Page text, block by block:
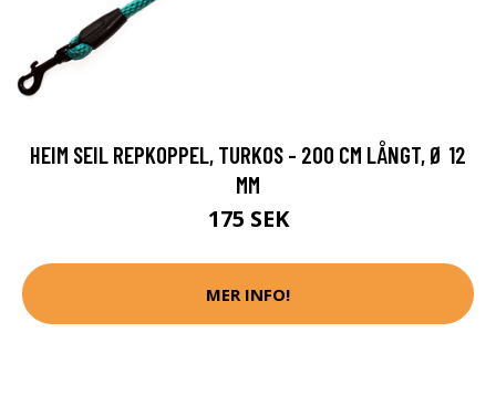
HEIM SEIL REPKOPPEL, TURKOS - 200 CM LÅNGT, Ø 12
MM
175 SEK
MER INFO!